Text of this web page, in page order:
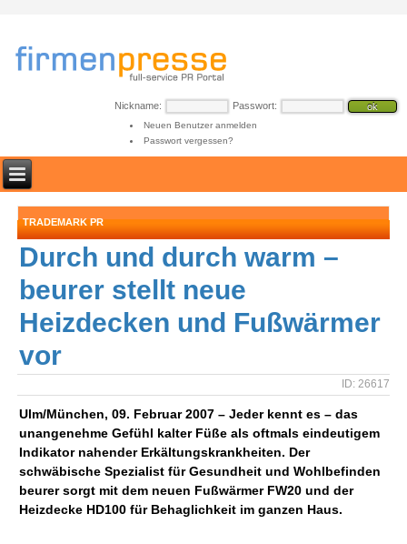
Nickname: Passwort:
Neuen Benutzer anmelden
Passwort vergessen?
TRADEMARK PR
Durch und durch warm –
beurer stellt neue
Heizdecken und Fußwärmer
vor
ID: 26617
Ulm/München, 09. Februar 2007 – Jeder kennt es – das
unangenehme Gefühl kalter Füße als oftmals eindeutigem
Indikator nahender Erkältungskrankheiten. Der
schwäbische Spezialist für Gesundheit und Wohlbefinden
beurer sorgt mit dem neuen Fußwärmer FW20 und der
Heizdecke HD100 für Behaglichkeit im ganzen Haus.